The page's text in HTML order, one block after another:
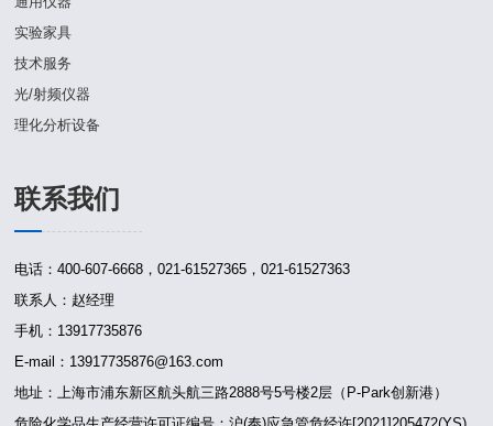
实验家具
技术服务
光/射频仪器
理化分析设备
联系我们
电话：400-607-6668，021-61527365，021-61527363
联系人：赵经理
手机：13917735876
E-mail：13917735876@163.com
地址：上海市浦东新区航头航三路2888号5号楼2层（P-Park创新港）